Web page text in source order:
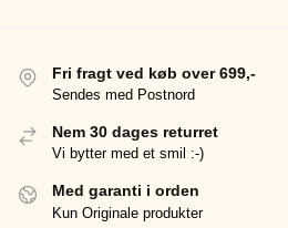
Fri fragt ved køb over 699,-
Sendes med Postnord
Nem 30 dages returret
Vi bytter med et smil :-)
Med garanti i orden
Kun Originale produkter